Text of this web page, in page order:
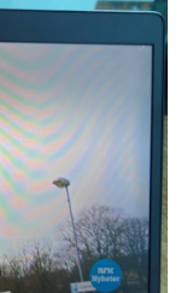
lurte på hva slags
i årene